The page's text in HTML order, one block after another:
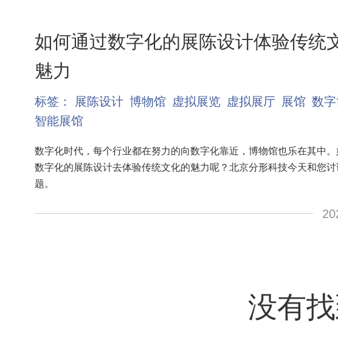
如何通过数字化的展陈设计体验传统
魅力
标签： 展陈设计 博物馆 虚拟展览 虚拟展厅 展馆 数
智能展馆
数字化时代，每个行业都在努力的向数字化靠近，博物馆也乐在其中
数字化的展陈设计去体验传统文化的魅力呢？北京分形科技今天和您
题。
没有